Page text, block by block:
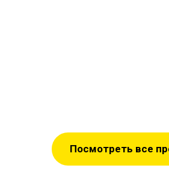
Посмотреть все